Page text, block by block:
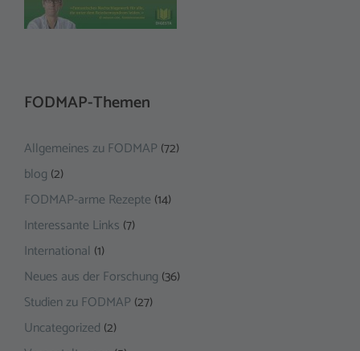
FODMAP-Themen
Allgemeines zu FODMAP (72)
blog (2)
FODMAP-arme Rezepte (14)
Interessante Links (7)
International (1)
Neues aus der Forschung (36)
Studien zu FODMAP (27)
Uncategorized (2)